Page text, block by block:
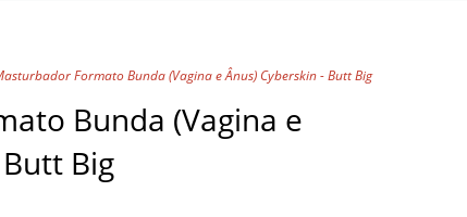
Formato Bunda (Vagina e Ânus) Cyberskin - Butt Big
Bunda (Vagina e
Big